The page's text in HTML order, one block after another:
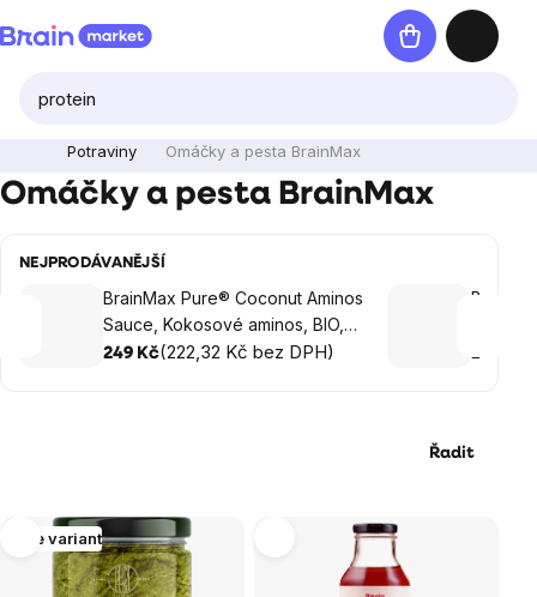
na
Nákupní
košík
Potraviny Omáčky a pesta BrainMax
Omáčky a pesta BrainMax
NEJPRODÁVANĚJŠÍ
BrainMax Pure® Coconut Aminos
Sauce, Kokosové aminos, BIO,
250 ml
249 Kč(222,32 Kč bez DPH) 239 Kč
Řadit
Výpis
produktů
Více variant